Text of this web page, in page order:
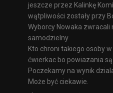
jeszcze przez Kalinkę
wątpliwości zostały przy
Wyborcy Nowaka zwracali
samodzielny
Kto chroni takiego osoby
ćwierkac bo powiazania są
Poczekamy na wynik
Może być ciekawie.